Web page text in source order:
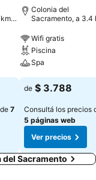
7
Colonia del
Sacramento, a 3.4
Wifi gratis
Piscina
Spa
de $ 3.788
Consultá los precios
5 páginas web
Ver precios
Sacramento